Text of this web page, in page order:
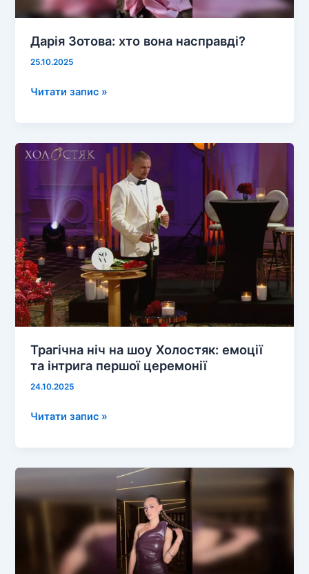
Дарія Зотова: хто вона насправді?
25.10.2025
Дарія
вона
насправді?
Читати запис »
Трагічна ніч на шоу Холостяк: емоції
та інтрига першої церемонії
24.10.2025
Трагічна
шоу
емоції
першої
церемонії
Читати запис »